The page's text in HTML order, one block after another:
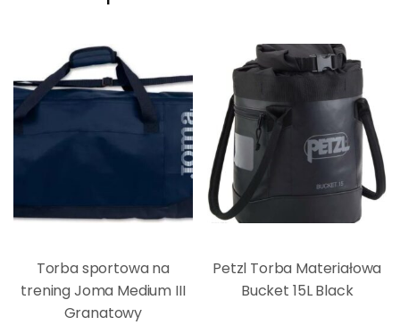
Torba sportowa na
trening Joma Medium III
Granatowy
Petzl Torba Materiałowa
Bucket 15L Black